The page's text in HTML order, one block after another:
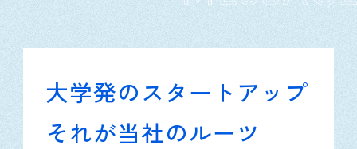
大学発のスタートアップ
それが当社のルーツ